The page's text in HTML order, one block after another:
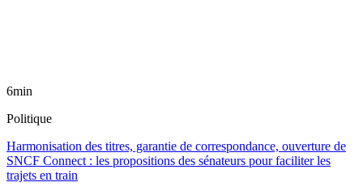
6min
Politique
Harmonisation des titres, garantie de correspondance, ouverture de
SNCF Connect : les propositions des sénateurs pour faciliter les
trajets en train